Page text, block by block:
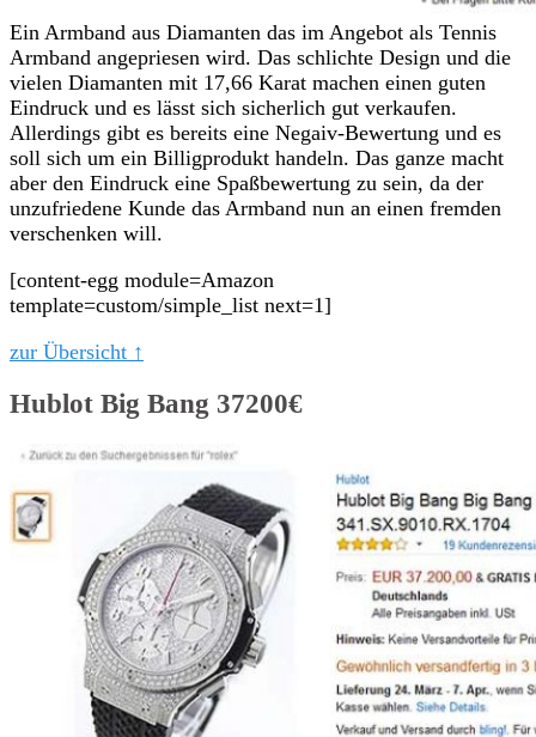
Ein Armband aus Diamanten das im Angebot als Tennis
Armband angepriesen wird. Das schlichte Design und die
vielen Diamanten mit 17,66 Karat machen einen guten
Eindruck und es lässt sich sicherlich gut verkaufen.
Allerdings gibt es bereits eine Negaiv-Bewertung und es
soll sich um ein Billigprodukt handeln. Das ganze macht
aber den Eindruck eine Spaßbewertung zu sein, da der
unzufriedene Kunde das Armband nun an einen fremden
verschenken will.
[content-egg module=Amazon
template=custom/simple_list next=1]
zur Übersicht ↑
Hublot Big Bang 37200€